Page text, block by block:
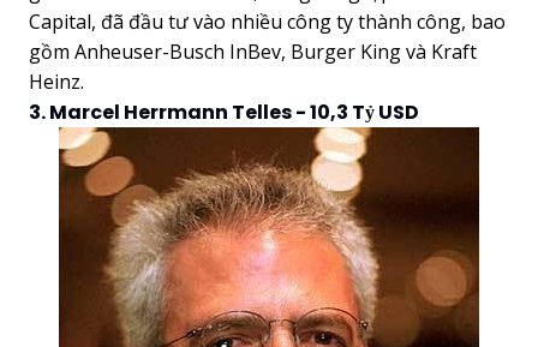
Capital, đã đầu tư vào nhiều công ty thành công, bao
gồm Anheuser-Busch InBev, Burger King và Kraft
Heinz.
3. Marcel Herrmann Telles - 10,3 Tỷ USD